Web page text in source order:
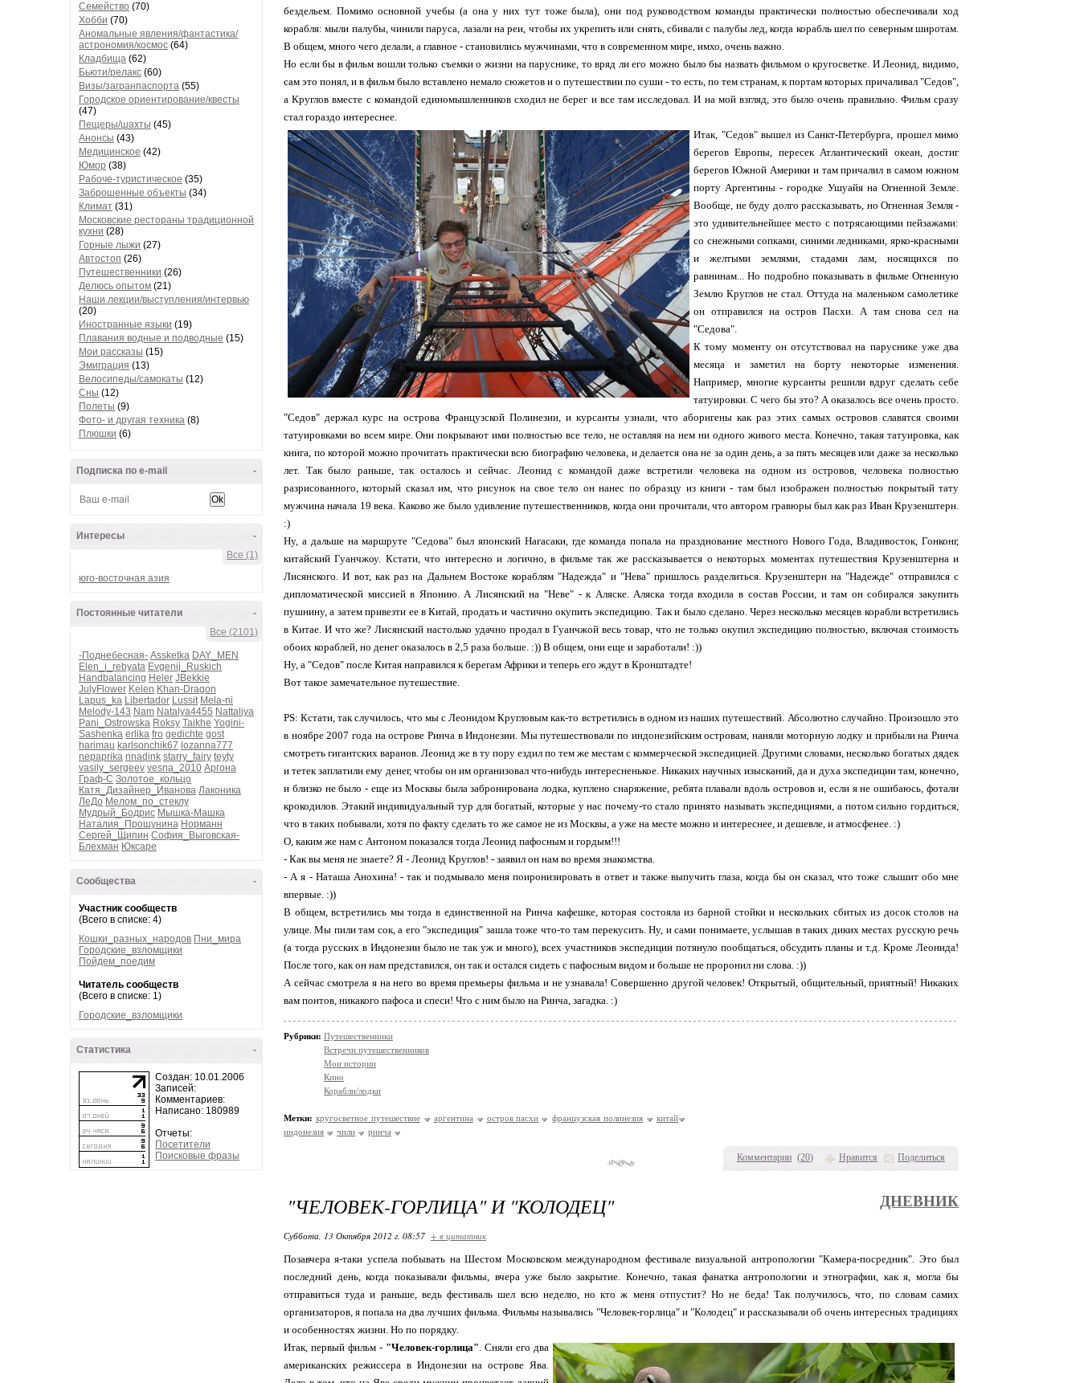
Семейство (70)
Хобби (70)
Аномальные явления/фантастика/
астрономия/космос (64)
Кладбища (62)
Бьюти/релакс (60)
Визы/загранпаспорта (55)
Городское ориентирование/квесты
(47)
Пещеры/шахты (45)
Анонсы (43)
Медицинское (42)
Юмор (38)
Рабоче-туристическое (35)
Заброшенные объекты (34)
Климат (31)
Московские рестораны традиционной
кухни (28)
Горные лыжи (27)
Автостоп (26)
Путешественники (26)
Делюсь опытом (21)
Наши лекции/выступления/интервью
(20)
Иностранные языки (19)
Плавания водные и подводные (15)
Мои рассказы (15)
Эмиграция (13)
Велосипеды/самокаты (12)
Сны (12)
Полеты (9)
Фото- и другая техника (8)
Плюшки (6)
-
Подписка по e-mail
-
Интересы
Все (1)
юго-восточная азия
-
Постоянные читатели
Все (2101)
-Поднебесная- Assketka DAY_MEN
Elen_i_rebyata Evgenij_Ruskich
Handbalancing Heler JBekkie
JulyFlower Kelen Khan-Dragon
Lapus_ka Libertador Lussit Mela-ni
Melody-143 Nam Natalya4455 Nattaliya
Pani_Ostrowska Roksy Taikhe Yogini-
Sashenka erlika fro gedichte gost
harimau karlsonchik67 lozanna777
nepaprika nnadink starry_fairy teyty
vasily_sergeev vesna_2010 Аргона
Граф-С Золотое_кольцо
Катя_Дизайнер_Иванова Лаконика
ЛеДо Мелом_по_стеклу
Мудрый_Бодрис Мышка-Машка
Наталия_Прошунина Норманн
Сергей_Щипин София_Выговская-
Блехман Юксаре
-
Сообщества
Участник сообществ
(Всего в списке: 4)
Кошки_разных_народов Пни_мира
Городские_взломщики
Пойдем_поедим
Читатель сообществ
(Всего в списке: 1)
Городские_взломщики
-
Статистика
Создан: 10.01.2006
Записей:
Комментариев:
Написано: 180989
Отчеты:
Посетители
Поисковые фразы
Комментарии (20) Нравится Поделиться
бездельем. Помимо основной учебы (а она у них тут тоже была), они под руководством команды практически полностью обеспечивали ход
корабля: мыли палубы, чинили паруса, лазали на реи, чтобы их укрепить или снять, сбивали с палубы лед, когда корабль шел по северным широтам.
В общем, много чего делали, а главное - становились мужчинами, что в современном мире, имхо, очень важно.
Но если бы в фильм вошли только съемки о жизни на паруснике, то вряд ли его можно было бы назвать фильмом о кругосветке. И Леонид, видимо,
сам это понял, и в фильм было вставлено немало сюжетов и о путешествии по суши - то есть, по тем странам, к портам которых причаливал "Седов",
а Круглов вместе с командой единомышленников сходил не берег и все там исследовал. И на мой взгляд, это было очень правильно. Фильм сразу
стал гораздо интереснее.
Итак, "Седов" вышел из Санкт-Петербурга, прошел мимо
берегов Европы, пересек Атлантический океан, достиг
берегов Южной Америки и там причалил в самом южном
порту Аргентины - городке Ушуайя на Огненной Земле.
Вообще, не буду долго рассказывать, но Огненная Земля -
это удивительнейшее место с потрясающими пейзажами:
со снежными сопками, синими ледниками, ярко-красными
и желтыми землями, стадами лам, носящихся по
равнинам... Но подробно показывать в фильме Огненную
Землю Круглов не стал. Оттуда на маленьком самолетике
он отправился на остров Пасхи. А там снова сел на
"Седова".
К тому моменту он отсутствовал на паруснике уже два
месяца и заметил на борту некоторые изменения.
Например, многие курсанты решили вдруг сделать себе
татуировки. С чего бы это? А оказалось все очень просто.
"Седов" держал курс на острова Французской Полинезии, и курсанты узнали, что аборигены как раз этих самых островов славятся своими
татуировками во всем мире. Они покрывают ими полностью все тело, не оставляя на нем ни одного живого места. Конечно, такая татуировка, как
книга, по которой можно прочитать практически всю биографию человека, и делается она не за один день, а за пять месяцев или даже за несколько
лет. Так было раньше, так осталось и сейчас. Леонид с командой даже встретили человека на одном из островов, человека полностью
разрисованного, который сказал им, что рисунок на свое тело он нанес по образцу из книги - там был изображен полностью покрытый тату
мужчина начала 19 века. Каково же было удивление путешественников, когда они прочитали, что автором гравюры был как раз Иван Крузенштерн.
:)
Ну, а дальше на маршруте "Седова" был японский Нагасаки, где команда попала на празднование местного Нового Года, Владивосток, Гонконг,
китайский Гуанчжоу. Кстати, что интересно и логично, в фильме так же рассказывается о некоторых моментах путешествия Крузенштерна и
Лисянского. И вот, как раз на Дальнем Востоке кораблям "Надежда" и "Нева" пришлось разделиться. Крузенштерн на "Надежде" отправился с
дипломатической миссией в Японию. А Лисянский на "Неве" - к Аляске. Аляска тогда входила в состав России, и там он собирался закупить
пушнину, а затем привезти ее в Китай, продать и частично окупить экспедицию. Так и было сделано. Через несколько месяцев корабли встретились
в Китае. И что же? Лисянский настолько удачно продал в Гуанчжой весь товар, что не только окупил экспедицию полностью, включая стоимость
обоих кораблей, но денег оказалось в 2,5 раза больше. :)) В общем, они еще и заработали! :))
Ну, а "Седов" после Китая направился к берегам Африки и теперь его ждут в Кронштадте!
Вот такое замечательное путешествие.
PS: Кстати, так случилось, что мы с Леонидом Кругловым как-то встретились в одном из наших путешествий. Абсолютно случайно. Произошло это
в ноябре 2007 года на острове Ринча в Индонезии. Мы путешествовали по индонезийским островам, наняли моторную лодку и прибыли на Ринча
смотреть гигантских варанов. Леонид же в ту пору ездил по тем же местам с коммерческой экспедицией. Другими словами, несколько богатых дядек
и тетек заплатили ему денег, чтобы он им организовал что-нибудь интересненькое. Никаких научных изысканий, да и духа экспедиции там, конечно,
и близко не было - еще из Москвы была забронирована лодка, куплено снаряжение, ребята плавали вдоль островов и, если я не ошибаюсь, фотали
крокодилов. Этакий индивидуальный тур для богатый, которые у нас почему-то стало принято называть экспедициями, а потом сильно гордиться,
что в таких побывали, хотя по факту сделать то же самое не из Москвы, а уже на месте можно и интереснее, и дешевле, и атмосфенее. :)
О, каким же нам с Антоном показался тогда Леонид пафосным и гордым!!!
- Как вы меня не знаете? Я - Леонид Круглов! - заявил он нам во время знакомства.
- А я - Наташа Анохина! - так и подмывало меня поиронизировать в ответ и также выпучить глаза, когда бы он сказал, что тоже слышит обо мне
впервые. :))
В общем, встретились мы тогда в единственной на Ринча кафешке, которая состояла из барной стойки и нескольких сбитых из досок столов на
улице. Мы пили там сок, а его "экспедиция" зашла тоже что-то там перекусить. Ну, и сами понимаете, услышав в таких диких местах русскую речь
(а тогда русских в Индонезии было не так уж и много), всех участников экспедиции потянуло пообщаться, обсудить планы и т.д. Кроме Леонида!
После того, как он нам представился, он так и остался сидеть с пафосным видом и больше не проронил ни слова. :))
А сейчас смотрела я на него во время премьеры фильма и не узнавала! Совершенно другой человек! Открытый, общительный, приятный! Никаких
вам понтов, никакого пафоса и спеси! Что с ним было на Ринча, загадка. :)
Рубрики: Путешественники
Встречи путешественников
Мои истории
Кино
Корабли/лодки
Метки: кругосветное путешествие аргентина остров пасхи французская полинезия
китай
индонезия
чили ринча
"ЧЕЛОВЕК-ГОРЛИЦА" И "КОЛОДЕЦ" ДНЕВНИК
Суббота, 13 Октября 2012 г. 08:57 + в цитатник
Позавчера я-таки успела побывать на Шестом Московском международном фестивале визуальной антропологии "Камера-посредник". Это был
последний день, когда показывали фильмы, вчера уже было закрытие. Конечно, такая фанатка антропологии и этнографии, как я, могла бы
отправиться туда и раньше, ведь фестиваль шел всю неделю, но кто ж меня отпустит? Но не беда! Так получилось, что, по словам самих
организаторов, я попала на два лучших фильма. Фильмы назывались "Человек-горлица" и "Колодец" и рассказывали об очень интересных традициях
и особенностях жизни. Но по порядку.
Итак, первый фильм - "Человек-горлица". Сняли его два
американских режиссера в Индонезии на острове Ява.